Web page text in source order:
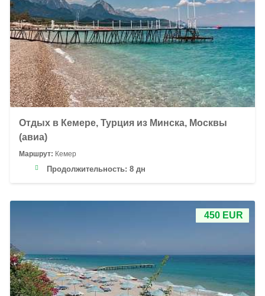
Отдых в Кемере, Турция из Минска, Москвы
(авиа)
Маршрут: Кемер
Продолжительность: 8 дн
450 EUR